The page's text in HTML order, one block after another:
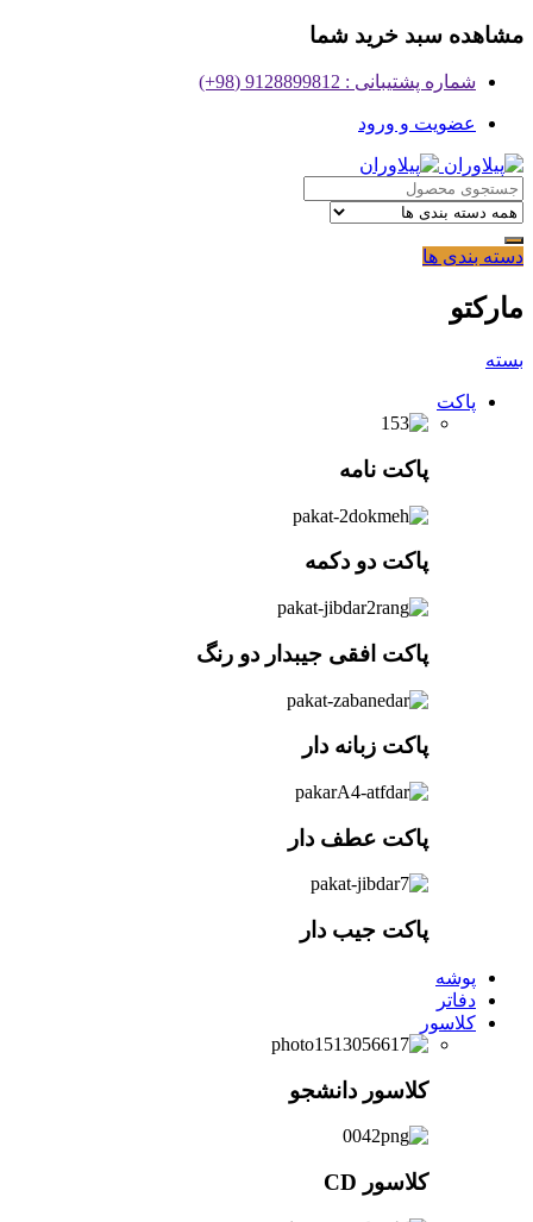
مشاهده سبد خرید شما
شماره پشتیبانی : 9128899812 (98+)
عضویت و ورود
دسته بندی ها
مارکتو
بسته
پاکت
پاکت نامه
پاکت دو دکمه
پاکت افقی جیبدار دو رنگ
پاکت زبانه دار
پاکت عطف دار
پاکت جیب دار
پوشه
دفاتر
کلاسور
کلاسور دانشجو
کلاسور CD